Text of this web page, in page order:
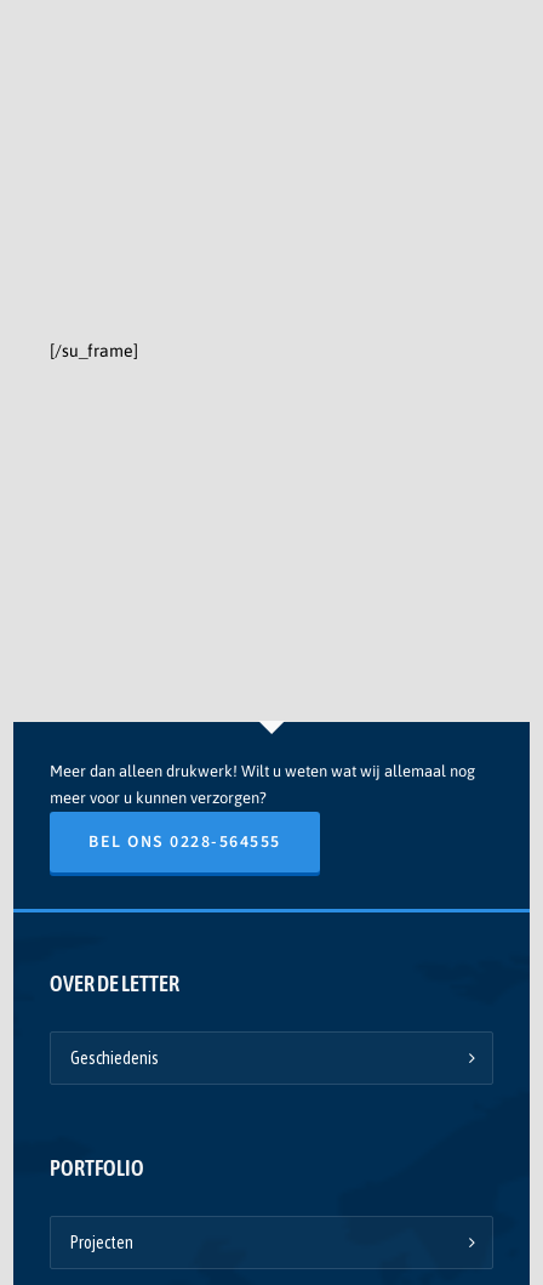
[/su_frame]
Meer dan alleen drukwerk! Wilt u weten wat wij allemaal nog
meer voor u kunnen verzorgen?
BEL ONS 0228-564555
OVER DE LETTER
Geschiedenis
PORTFOLIO
Projecten